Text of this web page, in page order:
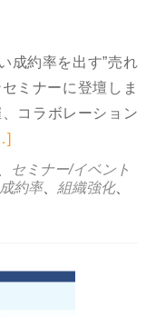
成約率を出す”売れ
ミナーに登壇しま
コラボレーション
more about 9月4日(
セミナー/イベント
成約率、 組織強化、